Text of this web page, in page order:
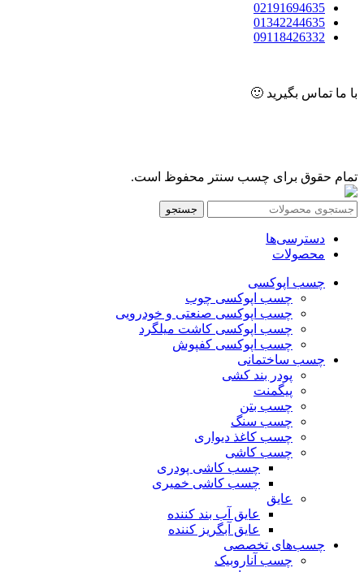
02191694635
01342244635
09118426332
با ما تماس بگیرید 🙂
تمام حقوق برای چسب سنتر محفوظ است.
جستجو
دسترسی‌ها
محصولات
چسب اپوکسی
چسب اپوکسی چوب
چسب اپوکسی صنعتی و خودرویی
چسب اپوکسی کاشت میلگرد
چسب اپوکسی کفپوش
چسب ساختمانی
پودر بند کشی
پیگمنت
چسب بتن
چسب سنگ
چسب کاغذ دیواری
چسب کاشی
چسب کاشی پودری
چسب کاشی خمیری
عایق
عایق آب بند کننده
عایق آبگریز کننده
چسب‌های تخصصی
چسب آناروبیک